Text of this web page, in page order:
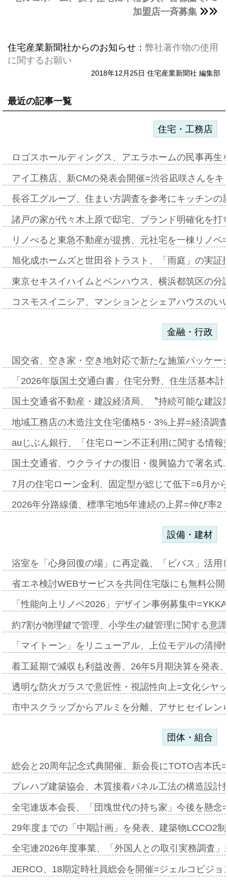
加盟店一斉募集
住宅産業新聞社からのお知らせ： 弊社著作物の使用
に関するお願い
2018年12月25日 住宅産業新聞社 編集部
最近の記事一覧
住宅・工務店
ロゴスホールディングス、アエラホームの民事再
アイ工務店、新CMの発表会開催=渋谷凪咲さんを
長谷工グループ、住まい方調査を参考にキッチン
諸戸の家が代々木上原で邸宅、ブランド明確化を
リノべると東急不動産が提携、元社宅を一棟リノ
旭化成ホームズと世田谷トラスト、「雨庭」の実
東京セキスイハイムとベンハウス、横浜都筑区の
コスモスイニシア、マンションとシェアハウスの
金融・行政
国交省、空き家・空き地対応で新たな施策パッケ
「2026年版国土交通白書」住宅分野、住生活基本
国土交通省不動産・建設経済局、〝持続可能な建
地域工務店の木造注文住宅価格5・3%上昇=経済調
auじぶん銀行、「住宅ローン不正利用に関する情
国土交通省、ウクライナの復旧・復興協力で署名
7月の住宅ローン金利、固定型が総じて低下=6月か
2026年分路線価、標準宅地5年連続の上昇=伸び率
設備・建材
浴室を「心身回復の場」に再定義、「ビバス」活
省エネ検討WEBサービスを共同住宅版にも無料公
「性能向上リノベ2026」デザイン事例募集中
約7割が物理鍵で管理、小学生の鍵管理に関する意
「マイトーン」をリニューアル、上位モデルの清
着工延期で減収も利益改善、26年5月期決算を発表
透明な防火ガラスで意匠性・視認性向上=文化シヤ
市中スクラップからアルミを分離、アサヒセイレ
団体・組合
総会と20周年記念式典開催、新会長にTOTO吉本氏
プレハブ建築協会、木質接着パネル工法の構造設
全宅連坂本会長、「団塊世代の持ち家」今後を懸
29年度までの「中期計画」を発表、建築物LCCO2
全宅連2026年度事業、「外国人との取引実務調査
JERCO、18期定時社員総会を開催=ジェルコビジ